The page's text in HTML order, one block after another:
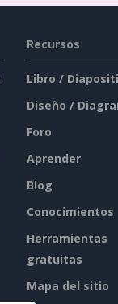
Recursos
Libro /
Diseño /
Foro
Aprender
Blog
Conocimientos
Herramientas
gratuitas
Mapa del sitio